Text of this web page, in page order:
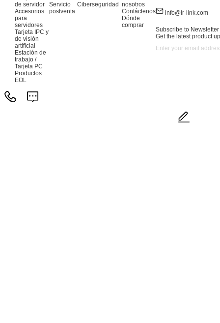
de servidor
Accesorios
para
servidores
Tarjeta IPC y
de visión
artificial
Estación de
trabajo /
Tarjeta PC
Productos
EOL
Servicio
postventa
Ciberseguridad nosotros
Contáctenos
Dónde
comprar
info@lr-link.com
Subscribe to Newsletter
Get the latest product